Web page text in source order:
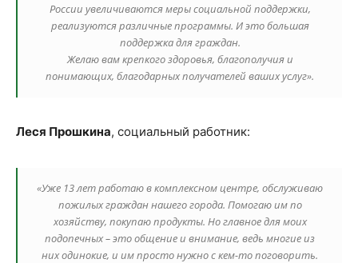
России увеличиваются меры социальной поддержки,
реализуются различные программы. И это большая
поддержка для граждан.
Желаю вам крепкого здоровья, благополучия и
понимающих, благодарных получателей ваших услуг».
Леся Прошкина, социальный работник:
«Уже 13 лет работаю в комплексном центре, обслуживаю
пожилых граждан нашего города. Помогаю им по
хозяйству, покупаю продукты. Но главное для моих
подопечных – это общение и внимание, ведь многие из
них одинокие, и им просто нужно с кем-то поговорить.